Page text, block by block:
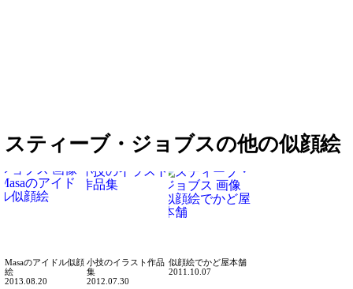
スティーブ・ジョブスの他の似顔絵
Masaのアイドル似顔
絵
2013.08.20
小技のイラスト作品
集
2012.07.30
似顔絵でかど屋本舗
2011.10.07